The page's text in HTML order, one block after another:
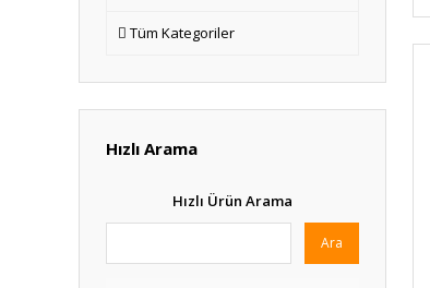
Tüm Kategoriler
Hızlı Arama
Hızlı Ürün Arama
Ara